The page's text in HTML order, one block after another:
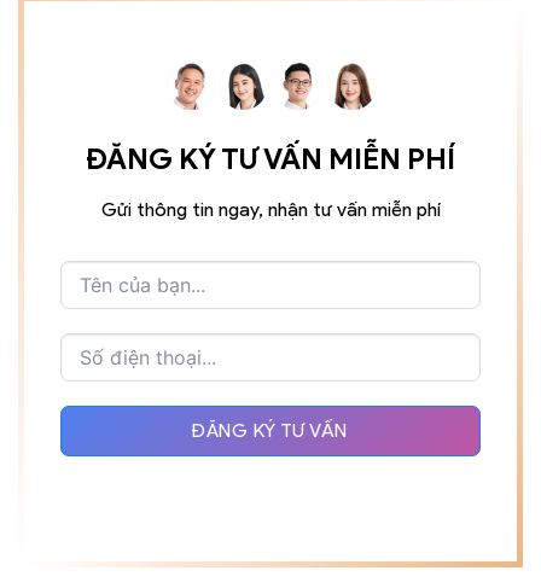
ĐĂNG KÝ TƯ VẤN MIỄN PHÍ
Gửi thông tin ngay, nhận tư vấn miễn phí
ĐĂNG KÝ TƯ VẤN